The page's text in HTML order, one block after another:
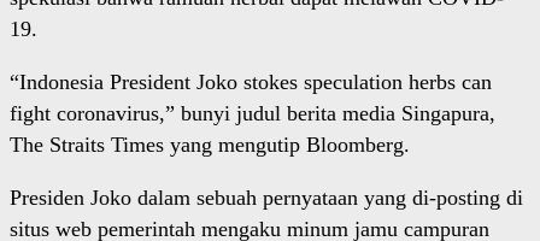
19.
“Indonesia President Joko stokes speculation herbs can
fight coronavirus,” bunyi judul berita media Singapura,
The Straits Times yang mengutip Bloomberg.
Presiden Joko dalam sebuah pernyataan yang di-posting di
situs web pemerintah mengaku minum jamu campuran